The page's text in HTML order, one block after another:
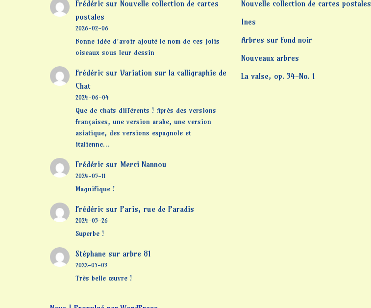
Frédéric sur Nouvelle collection de cartes
postales
2026-02-06
Bonne idée d'avoir ajouté le nom de ces jolis
oiseaux sous leur dessin
Frédéric sur Variation sur la calligraphie de
Chat
2024-06-04
Que de chats différents ! Après des versions
françaises, une version arabe, une version
asiatique, des versions espagnole et
italienne…
Frédéric sur Merci Nannou
2024-05-11
Magnifique !
Frédéric sur Paris, rue de Paradis
2024-03-26
Superbe !
Stéphane sur arbre 81
2022-05-03
Très belle œuvre !
Nouvelle collection de cartes postales
Ines
Arbres sur fond noir
Nouveaux arbres
La valse, op. 34-No. 1